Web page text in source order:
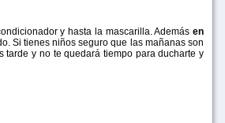
y hasta la mascarilla. Además en
Si tienes niños seguro que las mañanas son
tarde y no te quedará tiempo para ducharte y